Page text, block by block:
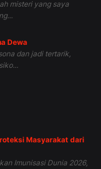
misteri yang saya
Dewa
dan jadi tertarik,
Masyarakat dari
Imunisasi Dunia 2026,